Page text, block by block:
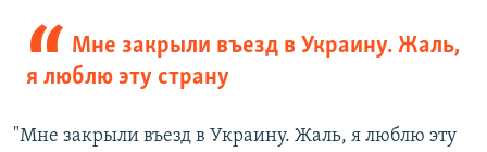
Мне закрыли въезд в Украину. Жаль,
я люблю эту страну
"Мне закрыли въезд в Украину. Жаль, я люблю эту